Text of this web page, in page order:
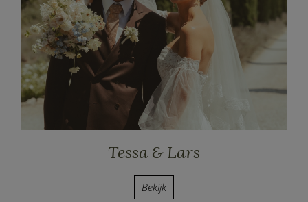
Tessa & Lars
Bekijk